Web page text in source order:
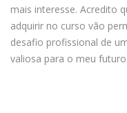
mais interesse. Acredito
adquirir no curso vão
desafio profissional de
valiosa para o meu